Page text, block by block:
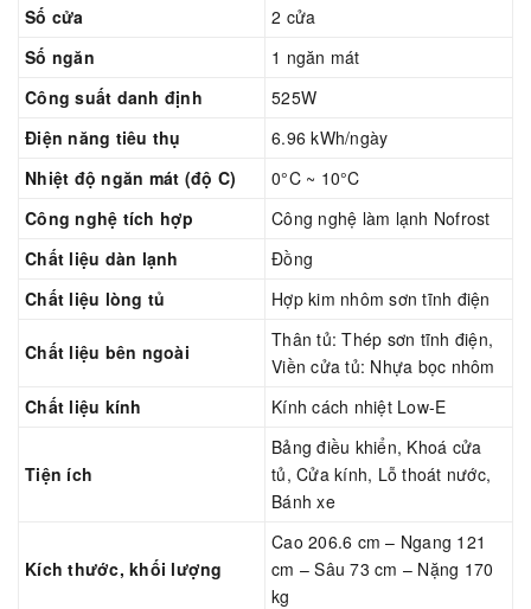
Số cửa
2 cửa
Số ngăn
1 ngăn mát
Công suất danh định
525W
Điện năng tiêu thụ
6.96 kWh/ngày
Nhiệt độ ngăn mát (độ C)
0°C ~ 10°C
Công nghệ tích hợp
Công nghệ làm lạnh Nofrost
Chất liệu dàn lạnh
Đồng
Chất liệu lòng tủ
Hợp kim nhôm sơn tĩnh điện
Chất liệu bên ngoài
Thân tủ: Thép sơn tĩnh điện,
Viền cửa tủ: Nhựa bọc nhôm
Chất liệu kính
Kính cách nhiệt Low-E
Tiện ích
Bảng điều khiển, Khoá cửa
tủ, Cửa kính, Lỗ thoát nước,
Bánh xe
Kích thước, khối lượng
Cao 206.6 cm – Ngang 121
cm – Sâu 73 cm – Nặng 170
kg